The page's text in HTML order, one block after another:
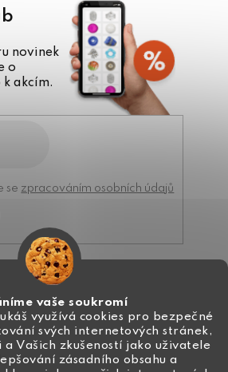
vaše soukromí
využívá cookies pro bezpečné
svých internetových stránek,
Vašich zkušeností jako uživatele
zásadního obsahu a
novinek
o
akcím.
se zpracováním osobních údajů
191